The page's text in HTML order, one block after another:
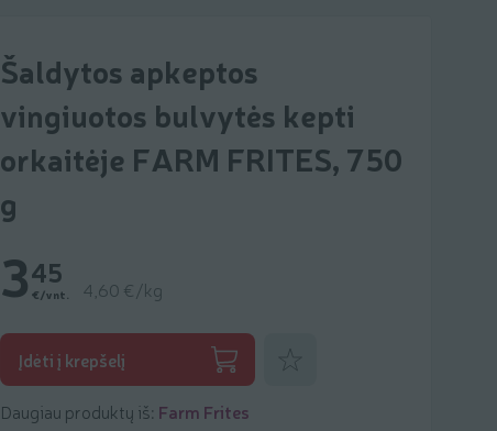
Šaldytos apkeptos
vingiuotos bulvytės kepti
orkaitėje FARM FRITES, 750
g
345
€/vnt. 4,60 €/kg
Įdėti į krepšelį
Daugiau produktų iš: Farm Frites